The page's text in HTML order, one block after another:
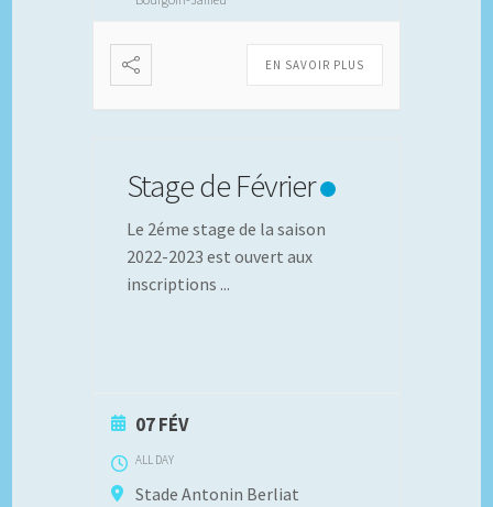
EN SAVOIR PLUS
Stage de Février
Le 2éme stage de la saison
2022-2023 est ouvert aux
inscriptions ...
07 FÉV
ALL DAY
Stade Antonin Berliat